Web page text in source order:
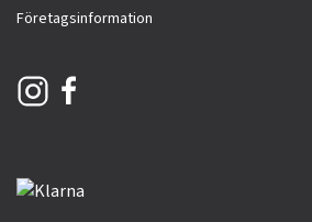
Företagsinformation